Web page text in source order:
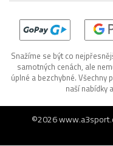
Snažíme se být co
samotných cenách, ale
úplné a bezchybné.
naší nabídky
©2026